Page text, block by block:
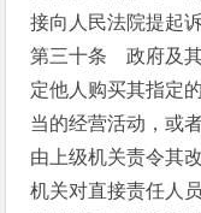
接向人民法院提起诉
第三十条 政府及
定他人购买其指定
当的经营活动，或
由上级机关责令其
机关对直接责任人